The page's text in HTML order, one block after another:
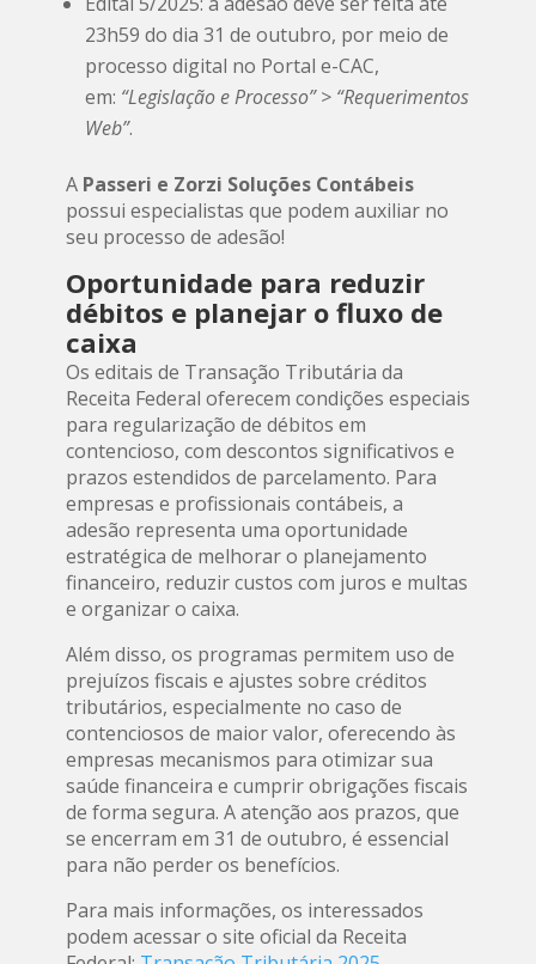
23h59 do dia 31 de outubro, por meio de
processo digital no Portal e-CAC,
em: “Legislação e Processo” > “Requerimentos
Web”.
A Passeri e Zorzi Soluções Contábeis
possui especialistas que podem auxiliar no
seu processo de adesão!
Oportunidade para reduzir
débitos e planejar o fluxo de
caixa
Os editais de Transação Tributária da
Receita Federal oferecem condições especiais
para regularização de débitos em
contencioso, com descontos significativos e
prazos estendidos de parcelamento. Para
empresas e profissionais contábeis, a
adesão representa uma oportunidade
estratégica de melhorar o planejamento
financeiro, reduzir custos com juros e multas
e organizar o caixa.
Além disso, os programas permitem uso de
prejuízos fiscais e ajustes sobre créditos
tributários, especialmente no caso de
contenciosos de maior valor, oferecendo às
empresas mecanismos para otimizar sua
saúde financeira e cumprir obrigações fiscais
de forma segura. A atenção aos prazos, que
se encerram em 31 de outubro, é essencial
para não perder os benefícios.
Para mais informações, os interessados
podem acessar o site oficial da Receita